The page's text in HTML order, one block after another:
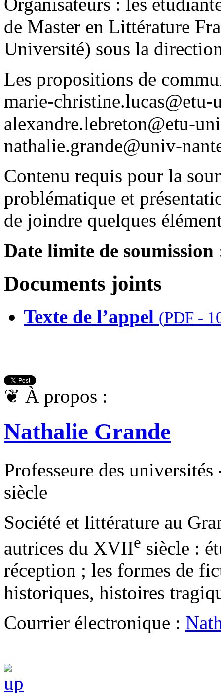
Organisateurs : les
de Master en Littérature
Université) sous la
Les propositions de
marie-christine.lucas@etu-
alexandre.lebreton@etu-
nathalie.grande@univ-
Contenu requis pour la
problématique et
de joindre quelques
Date limite de soumission
Documents joints
Texte de l’appel (PDF -
❦ À propos :
Nathalie Grande
Professeure des
siècle
Société et littérature au
autrices du XVIIe siècle :
réception ; les formes de
historiques, histoires
Courrier électronique :